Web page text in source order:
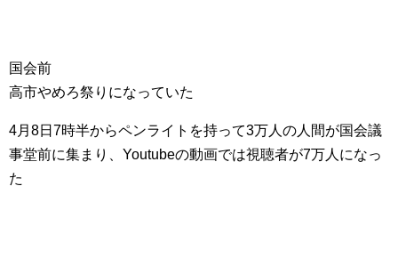
国会前
高市やめろ祭りになっていた
4月8日7時半からペンライトを持って3万人の人間が国会議
事堂前に集まり、Youtubeの動画では視聴者が7万人になっ
た